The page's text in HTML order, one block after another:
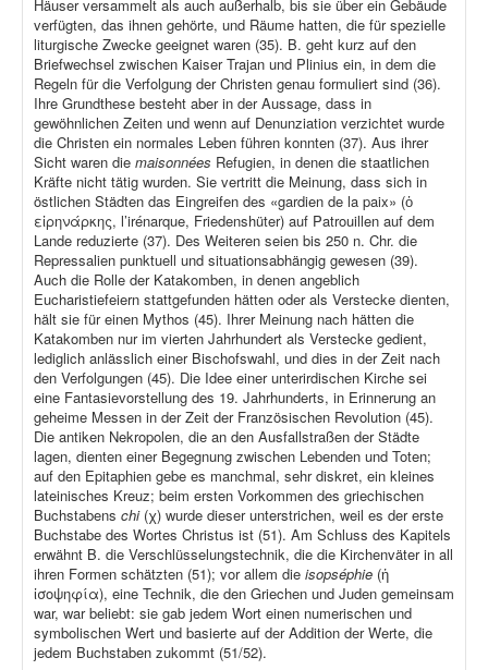
Häuser versammelt als auch außerhalb, bis sie über ein Gebäude
verfügten, das ihnen gehörte, und Räume hatten, die für spezielle
liturgische Zwecke geeignet waren (35). B. geht kurz auf den
Briefwechsel zwischen Kaiser Trajan und Plinius ein, in dem die
Regeln für die Verfolgung der Christen genau formuliert sind (36).
Ihre Grundthese besteht aber in der Aussage, dass in
gewöhnlichen Zeiten und wenn auf Denunziation verzichtet wurde
die Christen ein normales Leben führen konnten (37). Aus ihrer
Sicht waren die maisonnées Refugien, in denen die staatlichen
Kräfte nicht tätig wurden. Sie vertritt die Meinung, dass sich in
östlichen Städten das Eingreifen des «gardien de la paix» (ὁ
εἰρηνάρκης, l’irénarque, Friedenshüter) auf Patrouillen auf dem
Lande reduzierte (37). Des Weiteren seien bis 250 n. Chr. die
Repressalien punktuell und situationsabhängig gewesen (39).
Auch die Rolle der Katakomben, in denen angeblich
Eucharistiefeiern stattgefunden hätten oder als Verstecke dienten,
hält sie für einen Mythos (45). Ihrer Meinung nach hätten die
Katakomben nur im vierten Jahrhundert als Verstecke gedient,
lediglich anlässlich einer Bischofswahl, und dies in der Zeit nach
den Verfolgungen (45). Die Idee einer unterirdischen Kirche sei
eine Fantasievorstellung des 19. Jahrhunderts, in Erinnerung an
geheime Messen in der Zeit der Französischen Revolution (45).
Die antiken Nekropolen, die an den Ausfallstraßen der Städte
lagen, dienten einer Begegnung zwischen Lebenden und Toten;
auf den Epitaphien gebe es manchmal, sehr diskret, ein kleines
lateinisches Kreuz; beim ersten Vorkommen des griechischen
Buchstabens chi (χ) wurde dieser unterstrichen, weil es der erste
Buchstabe des Wortes Christus ist (51). Am Schluss des Kapitels
erwähnt B. die Verschlüsselungstechnik, die die Kirchenväter in all
ihren Formen schätzten (51); vor allem die isopséphie (ἡ
ἰσοψηφία), eine Technik, die den Griechen und Juden gemeinsam
war, war beliebt: sie gab jedem Wort einen numerischen und
symbolischen Wert und basierte auf der Addition der Werte, die
jedem Buchstaben zukommt (51/52).